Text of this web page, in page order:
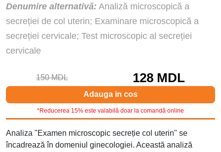
Denumire alternativă: Analiză microscopică a
secreției de col uterin; Examinare microscopică a
secreției cervicale; Test microscopic al secreției
cervicale
150 MDL 128 MDL
Adauga in cos
*Reducerea 15% este valabilă doar la comandă online
Analiza "Examen microscopic secreție col uterin" se
încadrează în domeniul ginecologiei. Această analiză